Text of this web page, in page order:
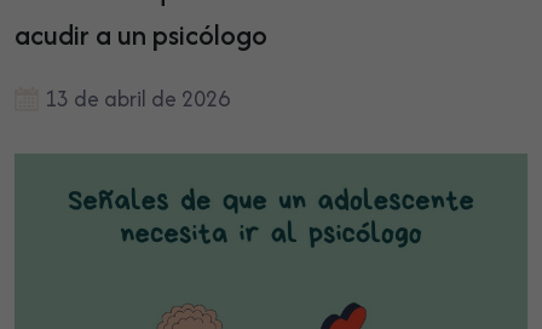
acudir a un psicólogo
13 de abril de 2026